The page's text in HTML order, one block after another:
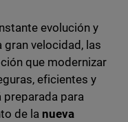
evolución y
gran velocidad, las
que modernizar
eficientes y
para
de la nueva